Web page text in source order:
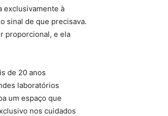
exclusivamente à
sinal de que precisava.
proporcional, e ela
de 20 anos
laboratórios
um espaço que
nos cuidados